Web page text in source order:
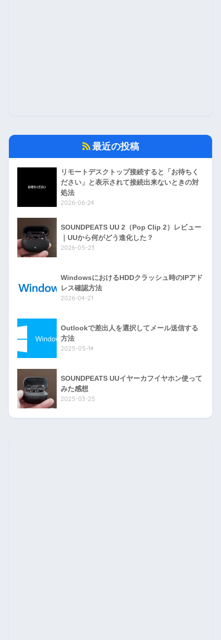
最近の投稿
リモートデスクトップ接続すると「お待ちく
ださい」と表示されて接続出来ないときの対
処法
2026-06-24
SOUNDPEATS UU 2（Pop Clip 2）レビュー
｜UUから何がどう進化した？
2026-05-23
WindowsにおけるHDDクラッシュ時のIPアド
レス確認方法
2026-04-21
Outlookで差出人を選択してメール送信する
方法
2025-05-14
SOUNDPEATS UUイヤーカフイヤホン使って
みた感想
2025-03-25